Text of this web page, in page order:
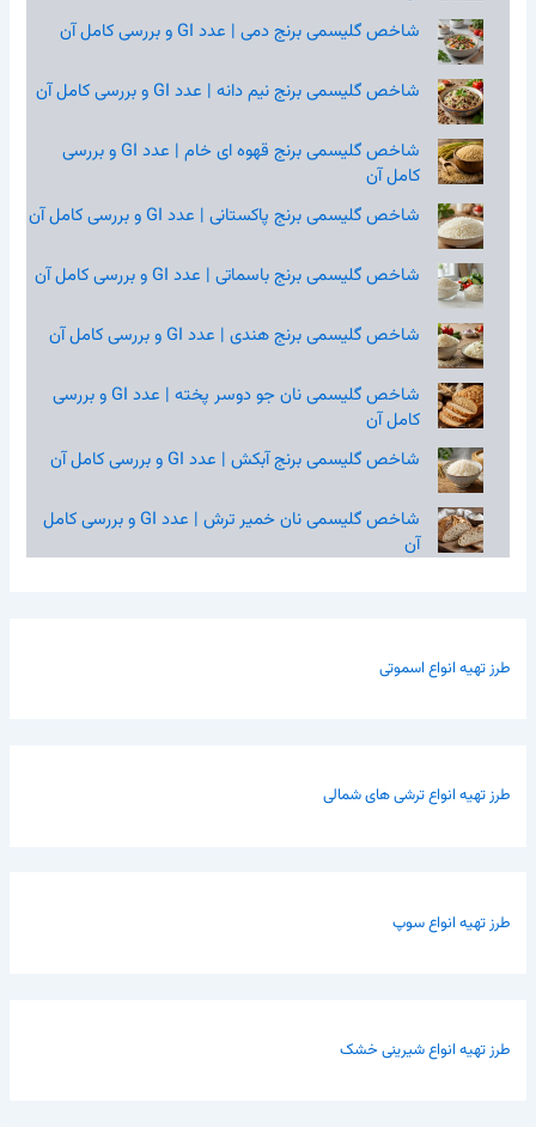
شاخص گلیسمی برنج دمی | عدد GI و بررسی کامل آن
شاخص گلیسمی برنج نیم‌ دانه | عدد GI و بررسی کامل آن
شاخص گلیسمی برنج قهوه‌ ای خام | عدد GI و بررسی
کامل آن
شاخص گلیسمی برنج پاکستانی | عدد GI و بررسی کامل آن
شاخص گلیسمی برنج باسماتی | عدد GI و بررسی کامل آن
شاخص گلیسمی برنج هندی | عدد GI و بررسی کامل آن
شاخص گلیسمی نان جو دوسر پخته | عدد GI و بررسی
کامل آن
شاخص گلیسمی برنج آبکش | عدد GI و بررسی کامل آن
شاخص گلیسمی نان خمیر ترش | عدد GI و بررسی کامل
آن
طرز تهیه انواع اسموتی
طرز تهیه انواع ترشی های شمالی
طرز تهیه انواع سوپ
طرز تهیه انواع شیرینی خشک